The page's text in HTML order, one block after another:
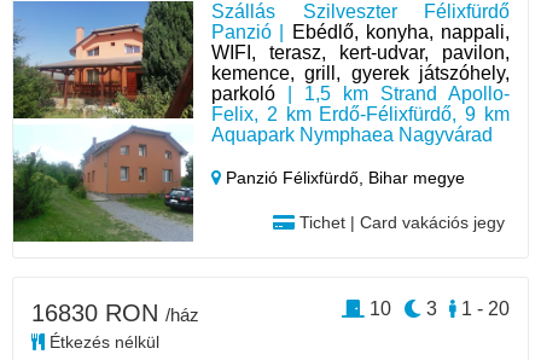
Szállás Szilveszter Félixfürdő
Panzió |
Ebédlő, konyha, nappali,
WIFI, terasz, kert-udvar, pavilon,
kemence, grill, gyerek játszóhely,
parkoló | 1,5 km Strand Apollo-
Felix, 2 km Erdő-Félixfürdő, 9 km
Aquapark Nymphaea Nagyvárad
Panzió Félixfürdő, Bihar megye
Tichet | Card vakációs jegy
16830 RON /ház
Étkezés nélkül
1 - 20
3
10